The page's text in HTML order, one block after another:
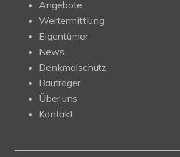
Angebote
Wertermittlung
Eigentümer
News
Denkmalschutz
Bauträger
Über uns
Kontakt